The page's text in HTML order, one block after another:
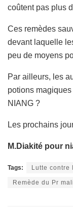
coûtent pas plus
Ces remèdes
devant laquelle
peu de moyens
Par ailleurs, les
potions
NIANG ?
Les prochains
M.Diakité pour
Tags: Lutte contre
Remède du Pr